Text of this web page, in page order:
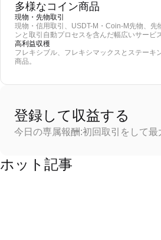
多様なコイン商品
現物・先物取引
現物・信用取引、USDT-M・Coin-M先物、先
ンと取引自動プロセスを含んだ幅広いサービス
高利益収穫
フレキシブル、フレキシマックスとステーキ
商品。
登録して収益する
今日の専属報酬:初回取引をして
ホット記事